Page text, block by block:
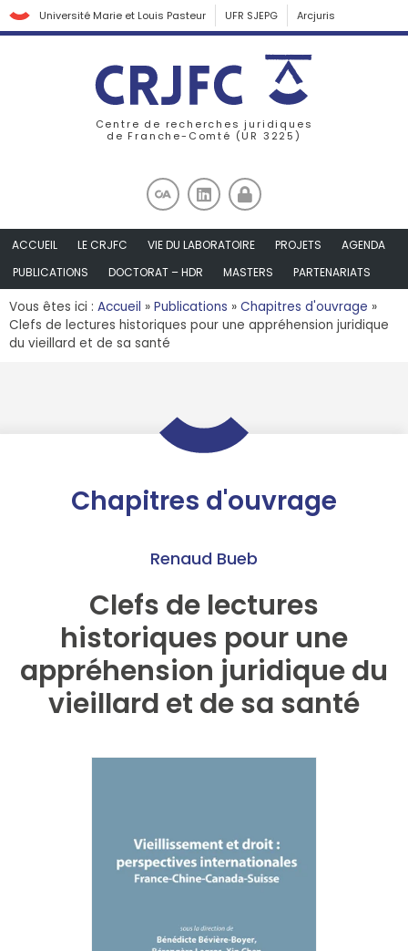
Université Marie et Louis Pasteur UFR SJEPG Arcjuris
Centre de recherches juridiques
de Franche-Comté (UR 3225)
ACCUEIL LE CRJFC VIE DU LABORATOIRE PROJETS
AGENDA
PUBLICATIONS
DOCTORAT – HDR MASTERS PARTENARIATS
Vous êtes ici : Accueil » Publications » Chapitres d'ouvrage »
Clefs de lectures historiques pour une appréhension juridique
du vieillard et de sa santé
Chapitres d'ouvrage
Renaud Bueb
Clefs de lectures
historiques pour une
appréhension juridique du
vieillard et de sa santé